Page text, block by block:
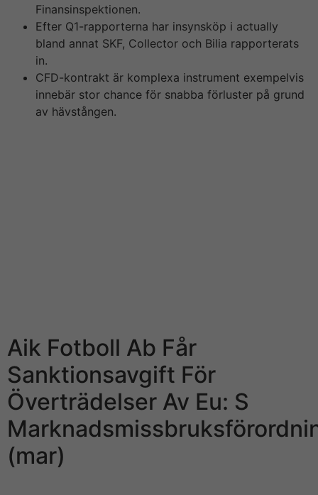
Finansinspektionen.
Efter Q1-rapporterna har insynsköp i actually
bland annat SKF, Collector och Bilia rapporterats
in.
CFD-kontrakt är komplexa instrument exempelvis
innebär stor chance för snabba förluster på grund
av hävstången.
Aik Fotboll Ab Får
Sanktionsavgift För
Överträdelser Av Eu: S
(mar)